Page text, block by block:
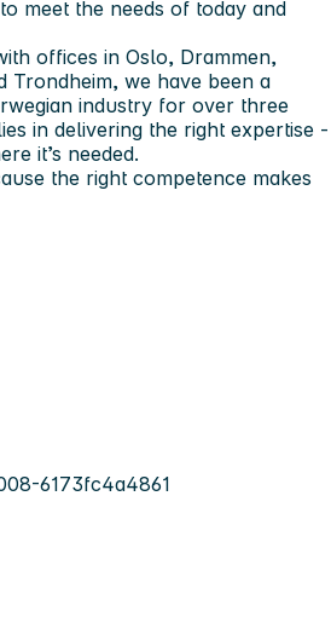
meet the needs of today and
offices in Oslo, Drammen,
Trondheim, we have been a
industry for over three
in delivering the right expertise -
it’s needed.
the right competence makes
6173fc4a4861